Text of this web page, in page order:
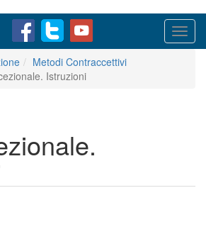
Metodi Contraccettivi
Istruzioni